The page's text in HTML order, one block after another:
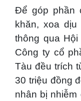
Để góp phần
khăn, xoa
thông qua
Công ty cổ
Tàu đều trích
30 triệu đồng
nhân bị nhiễm